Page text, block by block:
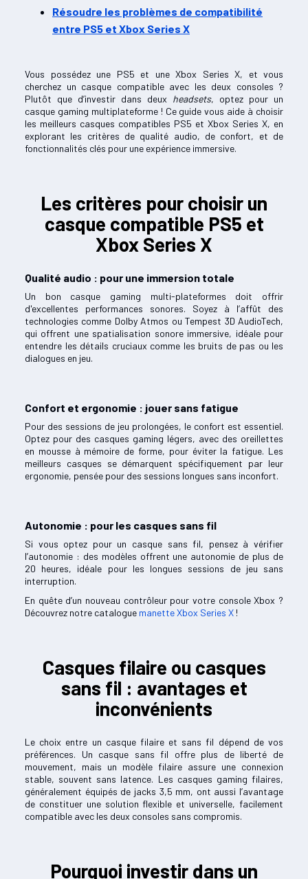
Résoudre les problèmes de compatibilité
entre PS5 et Xbox Series X
Vous possédez une PS5 et une Xbox Series X, et vous
cherchez un casque compatible avec les deux consoles ?
Plutôt que d’investir dans deux headsets, optez pour un
casque gaming multiplateforme ! Ce guide vous aide à choisir
les meilleurs casques compatibles PS5 et Xbox Series X, en
explorant les critères de qualité audio, de confort, et de
fonctionnalités clés pour une expérience immersive.
Les critères pour choisir un
casque compatible PS5 et
Xbox Series X
Qualité audio : pour une immersion totale
Un bon casque gaming multi-plateformes doit offrir
d'excellentes performances sonores. Soyez à l’affût des
technologies comme Dolby Atmos ou Tempest 3D AudioTech,
qui offrent une spatialisation sonore immersive, idéale pour
entendre les détails cruciaux comme les bruits de pas ou les
dialogues en jeu.
Confort et ergonomie : jouer sans fatigue
Pour des sessions de jeu prolongées, le confort est essentiel.
Optez pour des casques gaming légers, avec des oreillettes
en mousse à mémoire de forme, pour éviter la fatigue. Les
meilleurs casques se démarquent spécifiquement par leur
ergonomie, pensée pour des sessions longues sans inconfort.
Autonomie : pour les casques sans fil
Si vous optez pour un casque sans fil, pensez à vérifier
l’autonomie : des modèles offrent une autonomie de plus de
20 heures, idéale pour les longues sessions de jeu sans
interruption.
En quête d’un nouveau contrôleur pour votre console Xbox ?
Découvrez notre catalogue manette Xbox Series X !
Casques filaire ou casques
sans fil : avantages et
inconvénients
Le choix entre un casque filaire et sans fil dépend de vos
préférences. Un casque sans fil offre plus de liberté de
mouvement, mais un modèle filaire assure une connexion
stable, souvent sans latence. Les casques gaming filaires,
généralement équipés de jacks 3,5 mm, ont aussi l’avantage
de constituer une solution flexible et universelle, facilement
compatible avec les deux consoles sans compromis.
Pourquoi investir dans un